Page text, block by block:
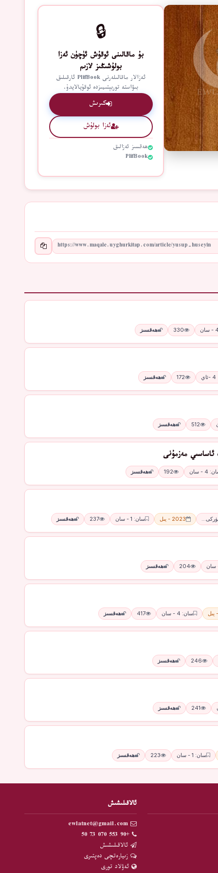
🔒
بۇ ماقالىنى ئوقۇش ئۈچۈن ئەزا
بولۇشىڭىز لازىم
ئەزالار ماقالىلەرنى PlifBook ئارقىلىق
بىۋاستە توربېتىمىزدە ئوقۇيالايدۇ.
كىرىش
ئەزا بولۇش
ھەقسىز ئەزالىق
PlifBook
330 ھەقسىز
172 ھەقسىز
512 ھەقسىز
ئاساسىي مەزمۇنى
4 - سان 192 ھەقسىز
2023 - يىل سان: 1 - سان 237 ھەقسىز
204 ھەقسىز
سان: 4 - سان 417 ھەقسىز
246 ھەقسىز
241 ھەقسىز
سان: 1 - سان 223 ھەقسىز
ئالاقىلىشىش
ewlatnet@gmail.com
+90 553 070 73 50
ئالاقىلىشىش
زىيارەتچى دەپتىرى
ئەۋلاد تورى